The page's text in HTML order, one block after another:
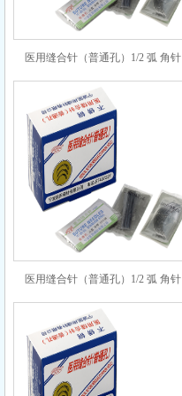
医用缝合针（普通孔）1/2 弧 角针
7×17
医用缝合针（普通孔）1/2 弧 角针
8×14